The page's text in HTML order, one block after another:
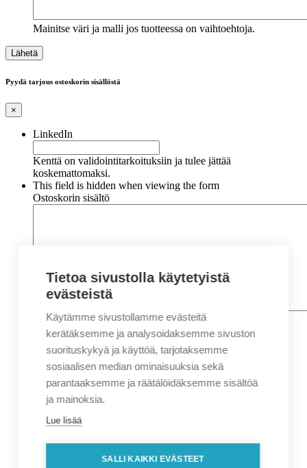
Mainitse väri ja malli jos tuotteessa on vaihtoehtoja.
Pyydä tarjous ostoskorin sisällöstä
×
LinkedIn
Kenttä on validointitarkoituksiin ja tulee jättää
koskemattomaksi.
This field is hidden when viewing the form
Ostoskorin sisältö
Nimi*
Etunimi
Sukunimi
Sähköposti*
Puhelin*
Osoitetiedot
Lähiosoite
Tietoa sivustolla käytetyistä
evästeistä
Käytämme sivustollamme evästeitä
kerätäksemme ja analysoidaksemme sivuston
suorituskykyä ja käyttöä, tarjotaksemme
sosiaalisen median ominaisuuksia sekä
parantaaksemme ja räätälöidäksemme sisältöä
ja mainoksia.
Lue lisää
SALLI KAIKKI EVÄSTEET